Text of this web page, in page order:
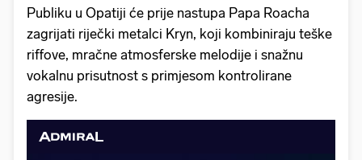
Publiku u Opatiji će prije nastupa Papa Roacha
zagrijati riječki metalci Kryn, koji kombiniraju teške
riffove, mračne atmosferske melodije i snažnu
vokalnu prisutnost s primjesom kontrolirane
agresije.